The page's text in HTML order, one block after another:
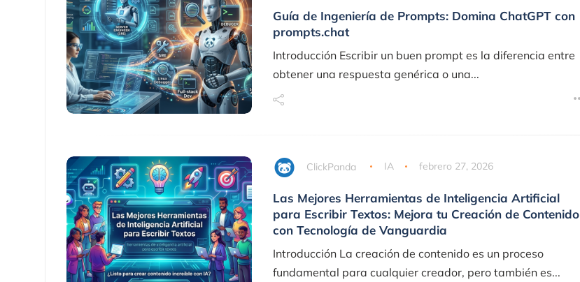
Guía de Ingeniería de Prompts: Domina ChatGPT con
prompts.chat
Introducción Escribir un buen prompt es la diferencia entre
obtener una respuesta genérica o una...
ClickPanda IA febrero 27, 2026
Las Mejores Herramientas de Inteligencia Artificial
para Escribir Textos: Mejora tu Creación de Contenido
con Tecnología de Vanguardia
Introducción La creación de contenido es un proceso
fundamental para cualquier creador, pero también es...